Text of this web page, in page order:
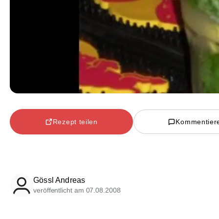
Rezept teilen
Gössl Andreas
veröffentlicht am 07.08.2008